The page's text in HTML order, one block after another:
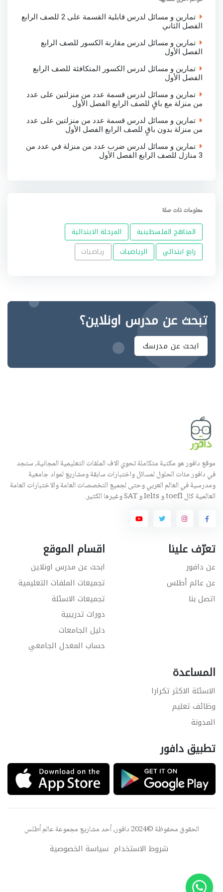
تمارين و مسائل لدرس قابلية القسمة على 2 للصف الرابع
الفصل الثاني
تمارين و مسائل لدرس مقارنة الكسور للصف الرابع
الفصل الأول
تمارين و مسائل لدرس الكسور المتكافئة للصف الرابع
الفصل الأول
تمارين و مسائل لدرس قسمة عدد من منزلتين على عدد
من منزلة مع باقٍ للصف الرابع الفصل الأول
تمارين و مسائل لدرس قسمة عدد من منزلتين على عدد
من منزلة بدون باقٍ للصف الرابع الفصل الأول
تمارين و مسائل لدرس ضرب عدد من منزلة في عدد من
3 منازل للصف الرابع الفصل الأول
معلومات ذات صلة
المناهج الفلسطينية
المرحلة الابتدائية
رابع ابتدائي
الرياضيات رياضيات
تبحث عن مدرس اونلاين؟
ابحث عن مدرسك
موقع دافور هو مكتبة متكاملة تحوي الاف الملفات التعليمية المجانية, ستجد
في دافور مئات الحلول لمسائل واختبارات سابقة ومشاريع لمواد جامعية
ومدرسية في العالم العربي وحتى لجميع التخصصات العامة والاختبارات العامة
العالمية كال toefl و Ielts و SAT وغيرها الكثير.
تعرّف علينا
عن دافور
عن عالم أطلس
اتصل بنا
اقسام الموقع
ابحث عن مدرس اونلاين
تجميعات الملفات التعليمية
تجميعات الاسئلة
دورات تدريبية
دليل الجامعات
حساب المعدل الجامعي
المساعدة
الاسئلة الاكثر تكرارا
وظائف تعليم
المدونة
تطبيق دافور
الحقوق محفوظة ©2024 دافور, أحد مشاريع مجموعة عالم أطلس
شروط الاستخدام سياسة الخصوصية